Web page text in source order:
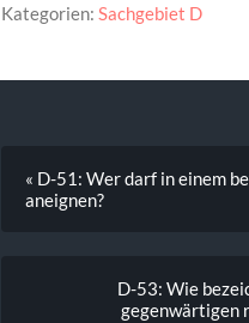
Kategorien: Sachgebiet D
« D-51: Wer darf in einem
aneignen?
D-53: Wie
gegenwärtigen